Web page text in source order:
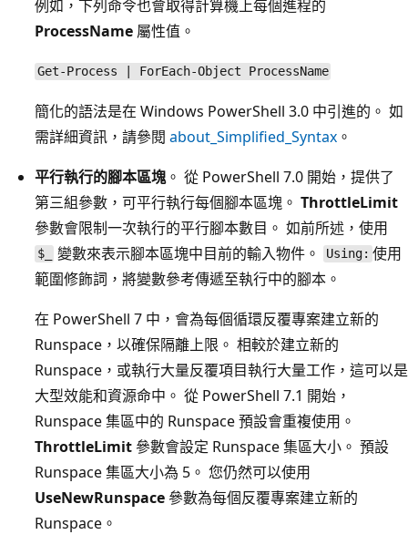
例如，下列命令也會取得計算機上每個進程的
ProcessName 屬性值。
Get-Process | ForEach-Object ProcessName
簡化的語法是在 Windows PowerShell 3.0 中引進的。 如
需詳細資訊，請參閱 about_Simplified_Syntax 。
平行執行的腳本區塊。 從 PowerShell 7.0 開始，提供了
第三組參數，可平行執行每個腳本區塊。 ThrottleLimit
參數會限制一次執行的平行腳本數目。 如前所述，使用
$_ 變數來表示腳本區塊中目前的輸入物件。 Using: 使用
範圍修飾詞，將變數參考傳遞至執行中的腳本。
在 PowerShell 7 中，會為每個循環反覆專案建立新的
Runspace，以確保隔離上限。 相較於建立新的
Runspace，或執行大量反覆項目執行大量工作，這可以是
大型效能和資源命中。 從 PowerShell 7.1 開始，
Runspace 集區中的 Runspace 預設會重複使用。
ThrottleLimit參數會設定 Runspace 集區大小。 預設
Runspace 集區大小為 5。 您仍然可以使用
UseNewRunspace參數為每個反覆專案建立新的
Runspace。